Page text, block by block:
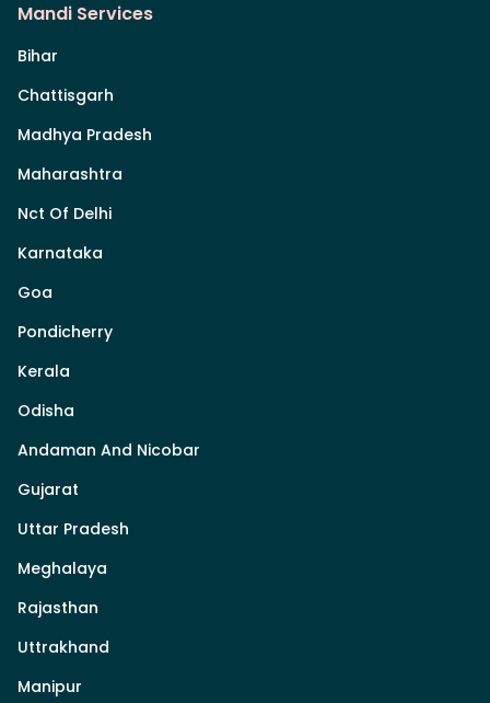
Mandi Services
Bihar
Chattisgarh
Madhya Pradesh
Maharashtra
Nct Of Delhi
Karnataka
Goa
Pondicherry
Kerala
Odisha
Andaman And Nicobar
Gujarat
Uttar Pradesh
Meghalaya
Rajasthan
Uttrakhand
Manipur